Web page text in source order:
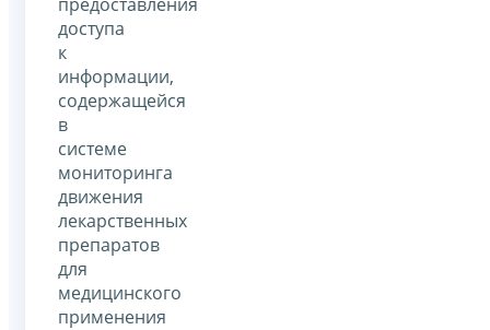
доступа
к
информации,
содержащейся
в
системе
мониторинга
движения
лекарственных
препаратов
для
медицинского
применения